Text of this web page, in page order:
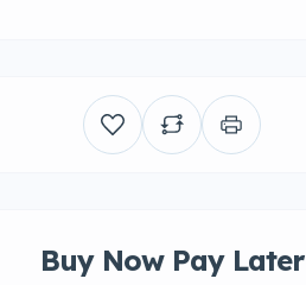
Buy Now Pay Later